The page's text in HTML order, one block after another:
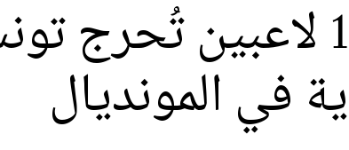
النمسا بـ 10
في المونديال